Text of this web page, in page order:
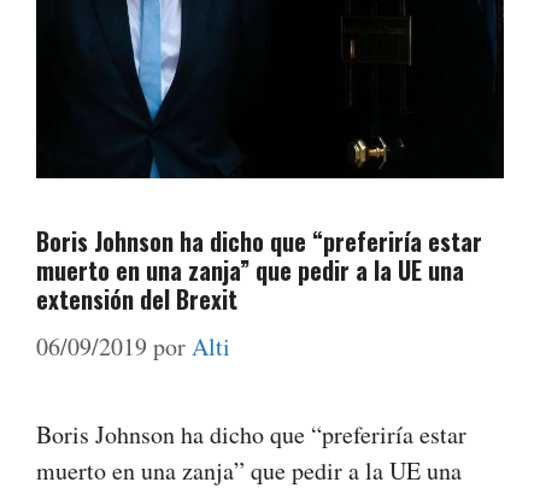
Boris Johnson ha dicho que “preferiría estar
muerto en una zanja” que pedir a la UE una
extensión del Brexit
06/09/2019 porAlti
Boris Johnson ha dicho que “preferiría estar
muerto en una zanja” que pedir a la UE una